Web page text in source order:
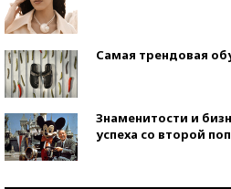
Самая трендовая
Знаменитости и
успеха со второй